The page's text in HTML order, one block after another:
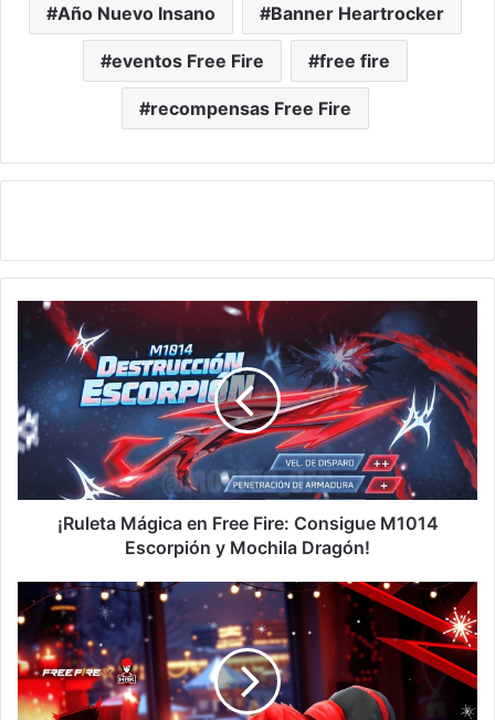
Año Nuevo Insano Banner Heartrocker
eventos Free Fire free fire
recompensas Free Fire
¡Ruleta
Mágica
Free
Fire:
Consigue
M1014
Escorpión
y
Mochila¡Ruleta Mágica en Free Fire: Consigue M1014
Escorpión y Mochila Dragón!
¡Evento
Última
Oportunidad
en
Free
Fire!